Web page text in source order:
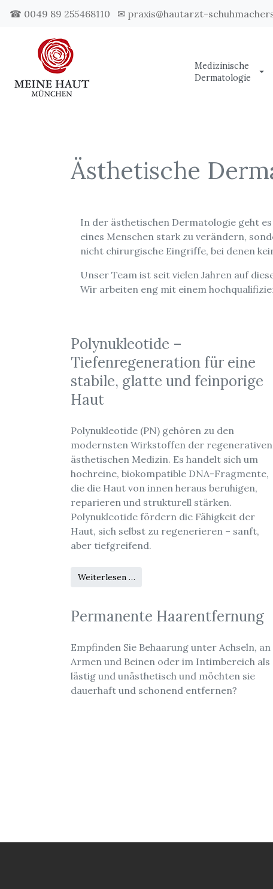
☎ 0049 89 255468110 ✉ praxis@hautarzt-
Medizinische
Dermatologie
Ästhetische
In der ästhetischen Dermatologie geht
eines Menschen stark zu verändern,
nicht chirurgische Eingriffe, bei denen
Unser Team ist seit vielen Jahren auf
Wir arbeiten eng mit einem
Polynukleotide –
Tiefenregeneration für eine
stabile, glatte und feinporige
Haut
Polynukleotide (PN) gehören zu den
modernsten Wirkstoffen der regenerativen
ästhetischen Medizin. Es handelt sich um
hochreine, biokompatible DNA-Fragmente,
die die Haut von innen heraus beruhigen,
reparieren und strukturell stärken.
Polynukleotide fördern die Fähigkeit der
Haut, sich selbst zu regenerieren – sanft,
aber tiefgreifend.
Weiterlesen …
Permanente Haarentfernung
Empfinden Sie Behaarung unter Achseln, an
Armen und Beinen oder im Intimbereich als
lästig und unästhetisch und möchten sie
dauerhaft und schonend entfernen?